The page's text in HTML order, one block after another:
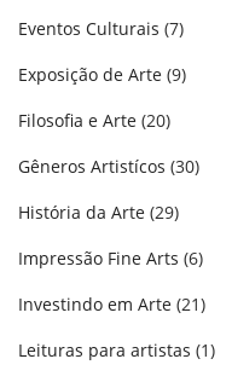
Eventos Culturais (7)
Exposição de Arte (9)
Filosofia e Arte (20)
Gêneros Artistícos (30)
História da Arte (29)
Impressão Fine Arts (6)
Investindo em Arte (21)
Leituras para artistas (1)